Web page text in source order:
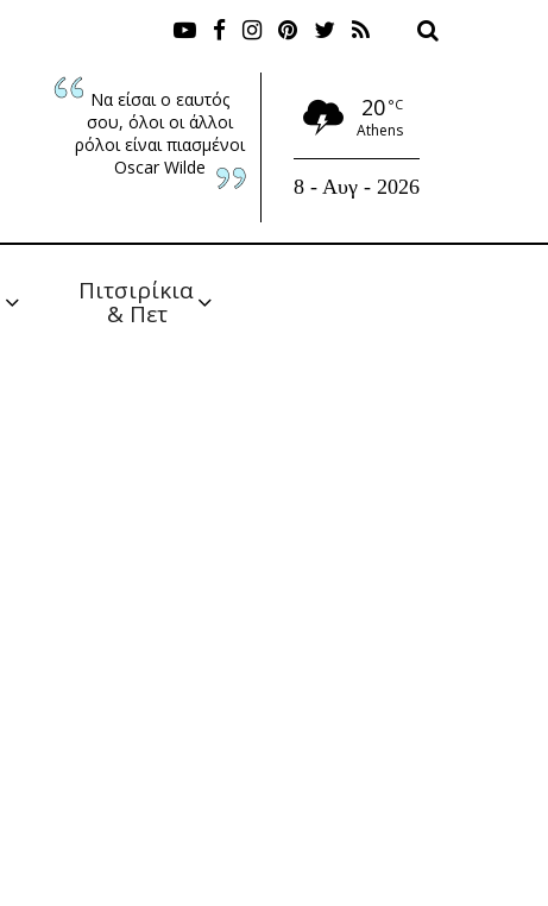
Να είσαι ο εαυτός
σου, όλοι οι άλλοι
ρόλοι είναι πιασμένοι
Oscar Wilde
20 °C
Athens
8 - Αυγ - 2026
Πιτσιρίκια
& Πετ